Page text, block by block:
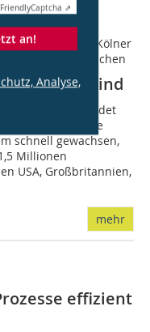
FriendlyCaptcha ⇗
an!
Analyse,
Mehrheit an Kölner
Markt aufmischen
Rückenwind
2019 gegründet
auf technologische
schnell gewachsen,
Millionen
USA, Großbritannien,
mehr
effizient